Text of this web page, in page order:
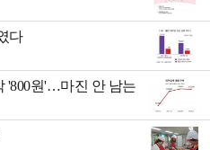
다
'800원'…마진 안 남는